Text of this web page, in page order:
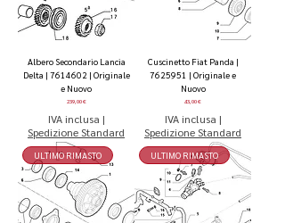
Albero Secondario Lancia
Delta | 7614602 | Originale
e Nuovo
Prezzo
239,00 €
IVA inclusa |
Spedizione Standard
Cuscinetto Fiat Panda |
7625951 | Originale e
Nuovo
Prezzo
43,00 €
IVA inclusa |
Spedizione Standard
ULTIMO RIMASTO ULTIMO RIMASTO